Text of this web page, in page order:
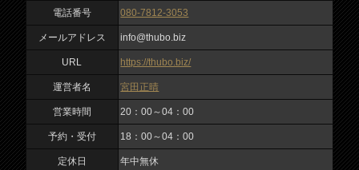
入力内容を確認しました
私は、ロボットではありません
20：00～04：00
定休日
年中無休
電話番号 080-7812-3053
メールアドレス info@thubo.biz
URL https://thubo.biz/
運営者名 宮田正晴
営業時間 20：00～04：00
予約・受付 18：00～04：00
定休日 年中無休